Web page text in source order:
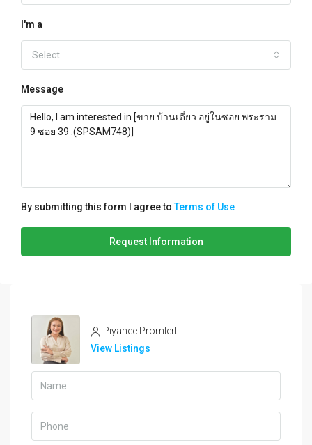
I'm a
Select
Message
By submitting this form I agree toTerms of Use
Request Information
Piyanee Promlert
View Listings